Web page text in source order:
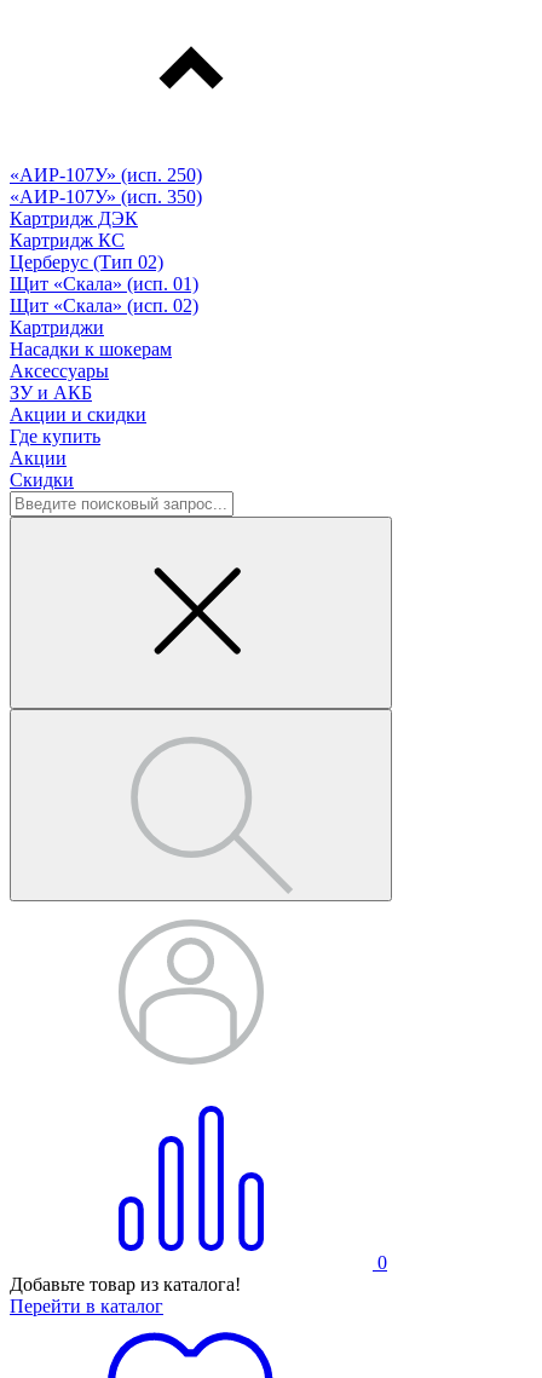
«АИР-107У» (исп. 250)
«АИР-107У» (исп. 350)
Картридж ДЭК
Картридж КС
Церберус (Тип 02)
Щит «Скала» (исп. 01)
Щит «Скала» (исп. 02)
Картриджи
Насадки к шокерам
Аксессуары
ЗУ и АКБ
Акции и скидки
Где купить
Акции
Скидки
0
Добавьте товар из каталога!
Перейти в каталог